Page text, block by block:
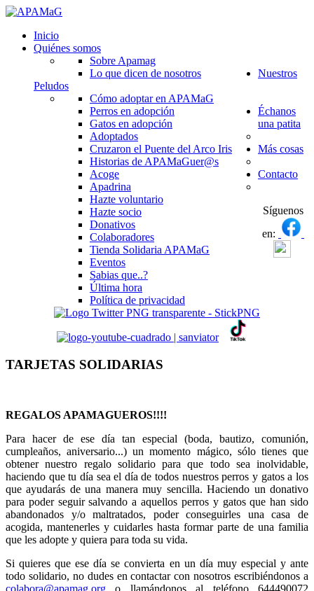
Inicio
Quiénes somos
Sobre Apamag
Lo que dicen de nosotros
Nuestros
Peludos
Cómo adoptar en APAMaG
Perros en adopción
Gatos en adopción
Adoptados
Cruzaron el Puente del Arco Iris
Historias de APAMaGuer@s
Échanos
una patita
Acoge
Apadrina
Hazte voluntario
Hazte socio
Donativos
Colaboradores
Más cosas
Tienda Solidaria APAMaG
Eventos
Sabias que..?
Última hora
Contacto
Política de privacidad
Síguenos
en:
TARJETAS SOLIDARIAS
REGALOS APAMAGUEROS!!!!
Para hacer de ese día tan especial (boda, bautizo, comunión,
cumpleaños, aniversario...) un momento mágico, sólo tienes que
obtener nuestro regalo solidario para que todo sea inolvidable,
haciendo que tu día sea el día de todos nuestros perros y gatos a los
que ayudarás de una manera muy sencilla. Haciendo un donativo
para poder seguir salvando a aquellos perros y gatos que han sido
abandonados y/o maltratados, poder conseguirles una casa de
acogida, mantenerles y cuidarles hasta formar parte de una familia
que les adopte y quiera para toda su vida.
Si quieres que ese día se convierta en un día muy especial y ante
todo solidario, no dudes en contactar con nosotros escribiéndonos a